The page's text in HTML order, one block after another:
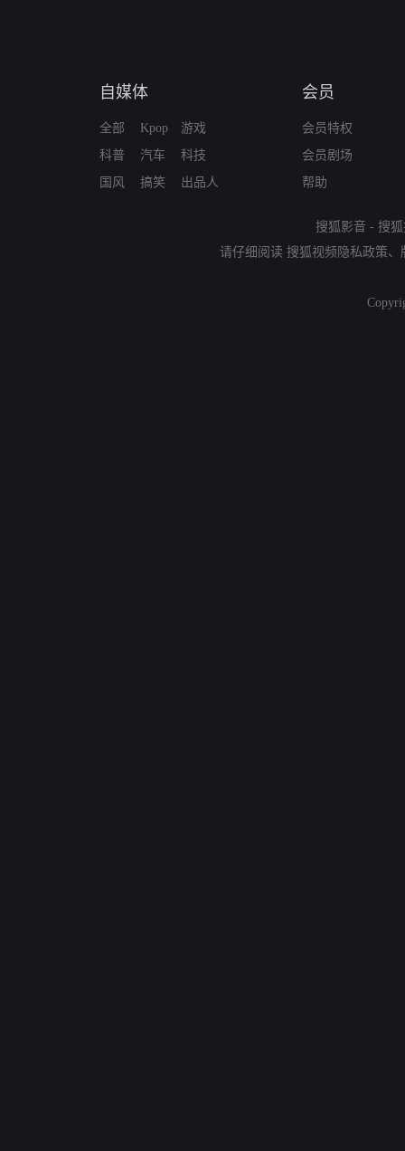
自媒体
全部
科普
国风
Kpop
汽车
搞笑
游戏
科技
出品人
会员
会员特权
会员剧场
帮助
搜狐影音 - 搜
请仔细阅读 搜狐视频隐私政策、